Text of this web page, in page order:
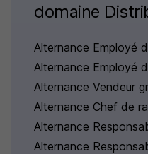
domaine
Alternance Employé
Alternance Employé
Alternance Vendeur
Alternance Chef de
Alternance
Alternance